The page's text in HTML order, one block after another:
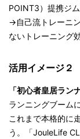
POINT3）提携ジ
→自己流トレーニ
ないトレーニング
活用イメージ２
「初心者皇居ラン
ランニングブーム
これまで本格的に
う。「JouleLife